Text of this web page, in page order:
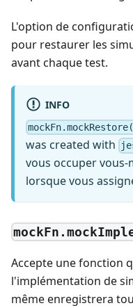
L'option de
pour restaurer les
avant chaque test.
INFO
was created with
vous occuper
lorsque vous
Accepte une fonction
l'implémentation de
même enregistrera